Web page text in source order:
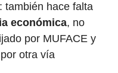
también hace falta
económica, no
por MUFACE y
otra vía